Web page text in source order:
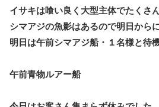
イサキは喰い良く大型主体でたくさ
シマアジの魚影はあるので明日から
明日は午前シマアジ船・１名様と待
午前青物ルアー船